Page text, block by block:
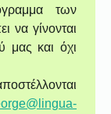
των
να γίνονται
μας και όχι